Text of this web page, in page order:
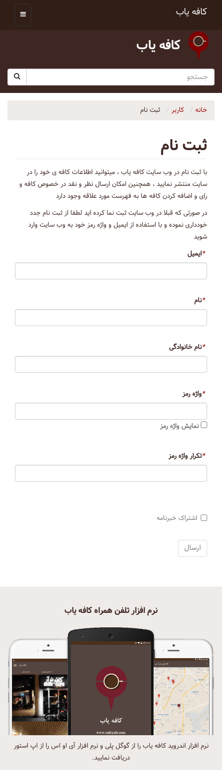
کافه یاب
کافه یاب
خانه کاربر ثبت نام
ثبت نام
با ثبت نام در وب سایت کافه یاب ، میتوانید اطلاعات کافه ی خود را در
سایت منتشر نمایید ، همچنین امکان ارسال نظر و نقد در خصوص کافه و
رای و اضافه کردن کافه ها به فهرست مورد علاقه وجود دارد
در صورتی که قبلا در وب سایت ثبت نما کرده اید لطفا از ثبت نام جدد
خودداری نموده و با استفاده از ایمیل و واژه رمز خود به وب سایت وارد
شوید
*ایمیل
*نام
*نام خانوادگی
*واژه رمز
نمایش واژه رمز
*تکرار واژه رمز
اشتراک خبرنامه
نرم افزار تلفن همراه کافه یاب
نرم افزار اندروید کافه یاب را از گوگل پلی و نرم افزار آی او اس را از اپ استور
دریافت نمایید.